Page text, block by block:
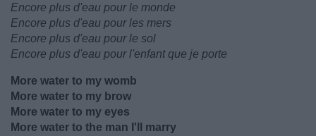
Encore plus d'eau pour le monde
Encore plus d'eau pour les mers
Encore plus d'eau pour le sol
Encore plus d'eau pour l'enfant que je porte
More water to my womb
More water to my brow
More water to my eyes
More water to the man I'll marry